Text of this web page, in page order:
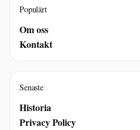
Populärt
Om oss
Kontakt
Senaste
Historia
Privacy Policy